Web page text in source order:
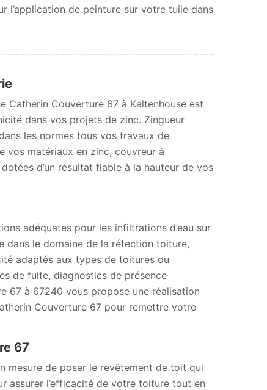
l’application de peinture sur votre tuile dans
Catherin Couverture 67 à Kaltenhouse est
dans vos projets de zinc. Zingueur
les normes tous vos travaux de
vos matériaux en zinc, couvreur à
d’un résultat fiable à la hauteur de vos
adéquates pour les infiltrations d’eau sur
dans le domaine de la réfection toiture,
adaptés aux types de toitures ou
de fuite, diagnostics de présence
67 à 67240 vous propose une réalisation
Couverture 67 pour remettre votre
67
mesure de poser le revêtement de toit qui
assurer l’efficacité de votre toiture tout en